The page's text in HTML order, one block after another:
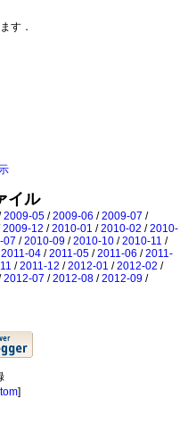
す．
イル
2009-05 /2009-06 /2009-07 /
2009-12 /2010-01 /2010-02 /2010-
07 /2010-09 /2010-10 /2010-11 /
2011-04 /2011-05 /2011-06 /2011-
/2011-12 /2012-01 /2012-02 /
2012-07 /2012-08 /2012-09 /
]